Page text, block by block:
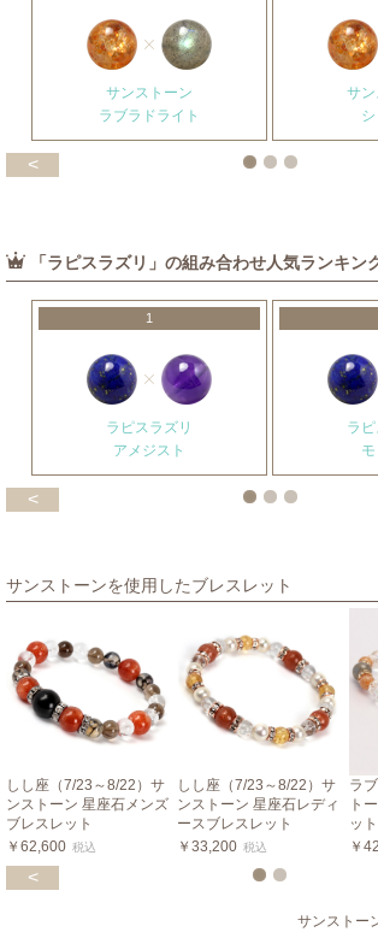
サンストーン
ラブラドライト
サ
<
「ラピスラズリ」の組み合わせ人気ランキン
1
ラピスラズリ
アメジスト
ラ
<
サンストーンを使用したブレスレット
しし座（7/23～8/22）サ
ンストーン 星座石メンズ
ブレスレット
￥62,600 税込
しし座（7/23～8/22）サ
ンストーン 星座石レディ
ースブレスレット
￥33,200 税込
ラ
ト
ット
￥
<
サンストー